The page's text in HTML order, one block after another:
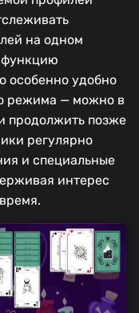
на одном
функцию
особенно удобно
режима — можно в
продолжить позже
регулярно
и специальные
интерес